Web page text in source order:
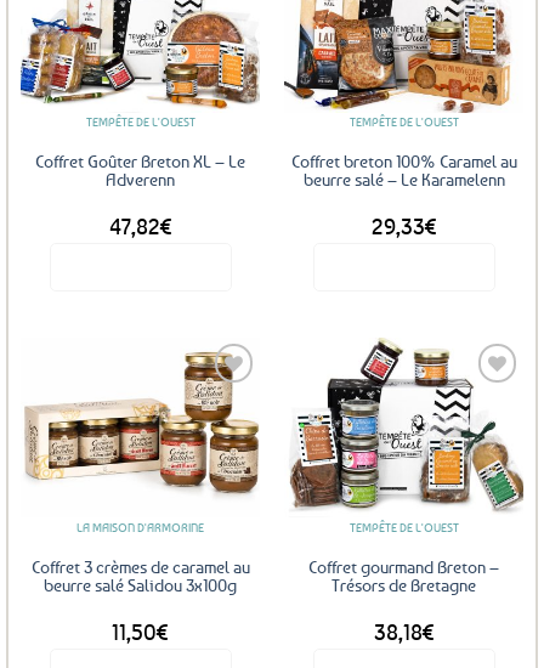
Ajouter
aux
favoris
TEMPÊTE DE L'OUEST
Coffret Goûter Breton XL – Le
Adverenn
47,82€
Ajouter
aux
favoris
TEMPÊTE DE L'OUEST
Coffret breton 100% Caramel au
beurre salé – Le Karamelenn
29,33€
Ajouter
aux
favoris
LA MAISON D'ARMORINE
Coffret 3 crèmes de caramel au
beurre salé Salidou 3x100g
11,50€
Ajouter
aux
favoris
TEMPÊTE DE L'OUEST
Coffret gourmand Breton –
Trésors de Bretagne
38,18€